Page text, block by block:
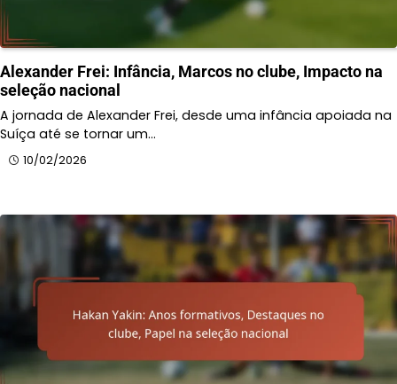
Alexander Frei: Infância, Marcos no clube, Impacto na
seleção nacional
A jornada de Alexander Frei, desde uma infância apoiada na
Suíça até se tornar um…
10/02/2026